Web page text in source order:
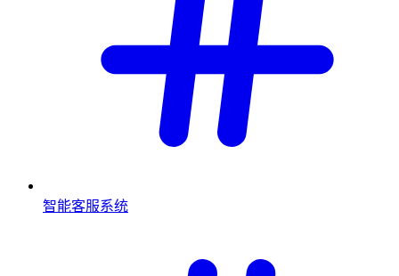
智能客服系统